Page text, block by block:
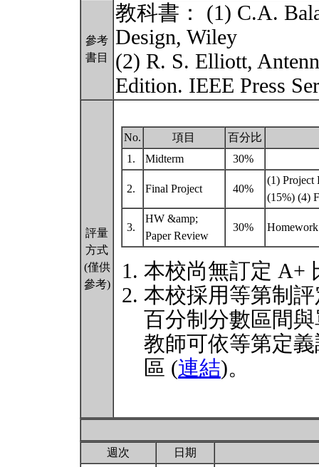
參考
書目
教科書： (1) C.A.
Design, Wiley
(2) R. S. Elliott,
Edition. IEEE Press
評量
方式
(僅供
參考)
No. 項目
百分比
1.
Midterm 30%
2. Final Project 40%
(1) Project
(15%) (4)
3.
HW &amp;
Paper Review
30%
本校尚無訂定 A+
本校採用等第制
百分制分數區間
教師可依等第定
區 (連結)。
週次 日期